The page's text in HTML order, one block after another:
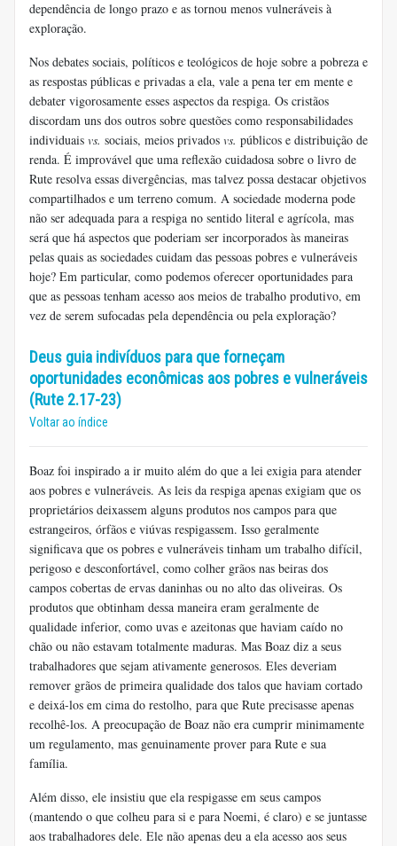
dependência de longo prazo e as tornou menos vulneráveis ​​à
exploração.
Nos debates sociais, políticos e teológicos de hoje sobre a pobreza e
as respostas públicas e privadas a ela, vale a pena ter em mente e
debater vigorosamente esses aspectos da respiga. Os cristãos
discordam uns dos outros sobre questões como responsabilidades
individuais vs. sociais, meios privados vs. públicos e distribuição de
renda. É improvável que uma reflexão cuidadosa sobre o livro de
Rute resolva essas divergências, mas talvez possa destacar objetivos
compartilhados e um terreno comum. A sociedade moderna pode
não ser adequada para a respiga no sentido literal e agrícola, mas
será que há aspectos que poderiam ser incorporados às maneiras
pelas quais as sociedades cuidam das pessoas pobres e vulneráveis ​​
hoje? Em particular, como podemos oferecer oportunidades para
que as pessoas tenham acesso aos meios de trabalho produtivo, em
vez de serem sufocadas pela dependência ou pela exploração?
Deus guia indivíduos para que forneçam
oportunidades econômicas aos pobres e vulneráveis
(Rute 2.17-23)
Voltar ao índice
Boaz foi inspirado a ir muito além do que a lei exigia para atender
aos pobres e vulneráveis. As leis da respiga apenas exigiam que os
proprietários deixassem alguns produtos nos campos para que
estrangeiros, órfãos e viúvas respigassem. Isso geralmente
significava que os pobres e vulneráveis ​​tinham um trabalho difícil,
perigoso e desconfortável, como colher grãos nas beiras dos
campos cobertas de ervas daninhas ou no alto das oliveiras. Os
produtos que obtinham dessa maneira eram geralmente de
qualidade inferior, como uvas e azeitonas que haviam caído no
chão ou não estavam totalmente maduras. Mas Boaz diz a seus
trabalhadores que sejam ativamente generosos. Eles deveriam
remover grãos de primeira qualidade dos talos que haviam cortado
e deixá-los em cima do restolho, para que Rute precisasse apenas
recolhê-los. A preocupação de Boaz não era cumprir minimamente
um regulamento, mas genuinamente prover para Rute e sua
família.
Além disso, ele insistiu que ela respigasse em seus campos
(mantendo o que colheu para si e para Noemi, é claro) e se juntasse
aos trabalhadores dele. Ele não apenas deu a ela acesso aos seus